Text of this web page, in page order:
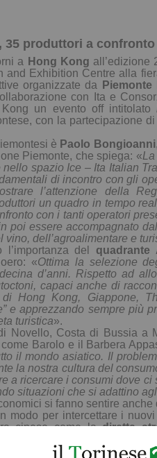
35produttori a confronto
a Hong Kong all’edizione
and Exhibition Centre alla
organizzate da
con I ta e
un evento off intitolato
con la partecipazione
è Paolo Bongioanni
Piemonte, che spiega: «
nello spazio Ice – Ita Italian
di incontro con gli
l’attenzione della
un quadro in tempo
con i tanti operatori
poi essere accompagnato da
vino, dell’agroalimentare e
l’importanza del quadrante
«Ottima la selezione
d’anni. Rispetto ad
capaci anche di
di Hong Kong, Giappone,
e apprezzando sempre più
turistica».
Novello, Costa di Bussia a
come Barolo e il Barbera
il mondo asiatico. Il
la nostra cultura del
a ricercare i consumi dove
situazioni che si adattino
si fanno sentire anche
modo per intercettare i nuovi
cinese come ladiretta
fra Barolo, Barbera e